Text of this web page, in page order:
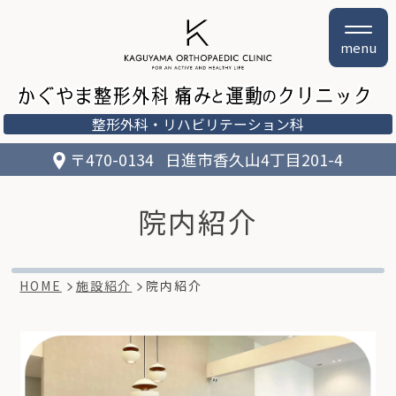
整形外科 リハビリテーション科
〒470-0134 日進市香久山4丁目201-4
menu
院内紹介
HOME 施設紹介 院内紹介